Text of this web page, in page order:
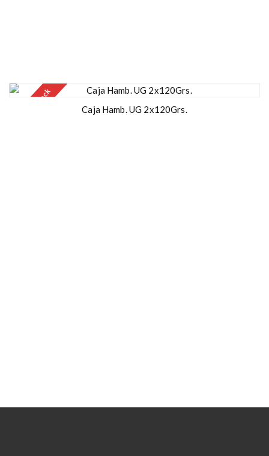
Out of stock Caja Hamb. UG 2x120Grs.